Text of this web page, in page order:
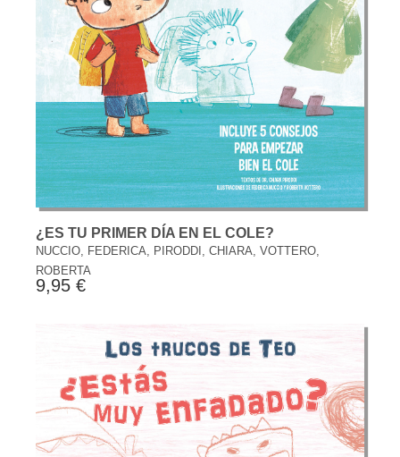
¿ES TU PRIMER DÍA EN EL COLE?
NUCCIO, FEDERICA, PIRODDI, CHIARA, VOTTERO,
ROBERTA
9,95 €